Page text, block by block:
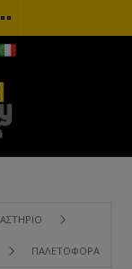
ΠΑΛΕΤΟΦΌΡΑ